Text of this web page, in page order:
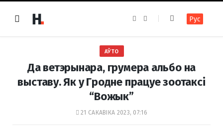
e
k
t
a
m
Рус
АЎТО
Да ветэрынара, грумера альбо на
выставу. Як у Гродне працуе зоотаксі
“Вожык”
21 САКАВІКА 2023, 07:16